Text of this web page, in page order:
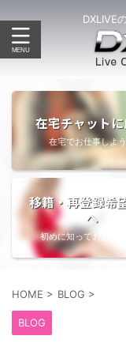
DXLIVE
在宅チャット
在宅でお仕事しよう
移籍・再登録希
へ
初めに知っておきたい
HOME > BLOG >
BLOG